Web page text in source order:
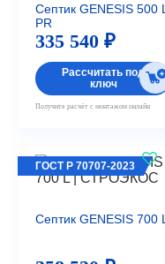
Септик GENESIS 500 L
PR
335 540 ₽
Рассчитать под
ключ
Получите расчёт с монтажом онлайн
Септик GENESIS 700 L
ГОСТ Р 70707-2023